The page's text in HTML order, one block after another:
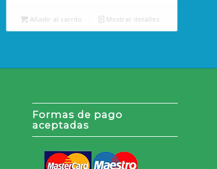
Añadir al carrito Mostrar detalles
Formas de pago
aceptadas